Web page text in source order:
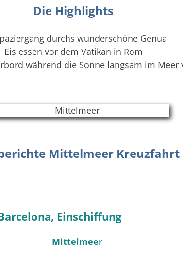
Die Highlights
durchs wunderschöne Genua
Eis essen vor dem Vatikan in Rom
während die Sonne langsam im Meer
Mittelmeer Kreuzfahrt
Einschiffung